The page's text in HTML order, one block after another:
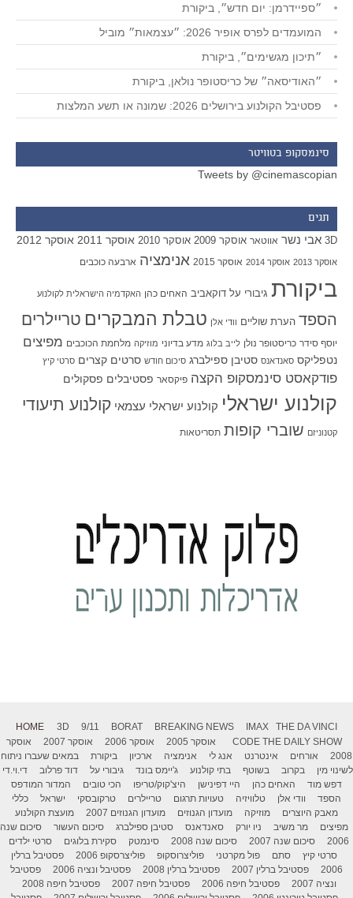
״ספיידרמן: יום חדש״, ביקורת
המועמדים לפרס אופיר 2026: ״עצמאות״ מוביל
״תיכון מגשימים״, ביקורת
״האודיסאה״ של כריסטופר נולאן, ביקורת
פסטיבל הקולנוע בירושלים 2026: שמונה או תשע המלצות
סינמסקופ בטוויטר
Tweets by @cinemascopian
תגים
3D אבי נשר אווטאר אוסקר 2009 אוסקר 2010 אוסקר 2011 אוסקר 2012
אוסקר 2013 אוסקר 2014 אוסקר 2015 אנימציה ארבעה כוכבים
ביקורת גיבורי על דוקאביב האחים כהן האקדמיה הישראלית לקולנוע
הספד הערת שוליים וודי אלן טבלת המבקרים טריילרים
יוסף סידר כריסטופר נולן לייב בלוג מדע בדיוני מוזיקה מלחמת הכוכבים מפיצים
נטפליקס סאנדאנס סטיבן ספילברג סיכום חודש סרטים קצרים סרטי קיץ
פודקאסט סינמסקופ הקצה פיקסאר פסטיבלים פסקולים
קולנוע ישראלי קולנוע ישראלי עצמאי קולנוע תיעודי
קטנוניזם שוברי קופות תסריטאות
HOME 3D 9/11 BORAT BREAKING NEWS IMAX
THE DA VINCI
CODE THE DAILY SHOW אוסקר 2005 אוסקר 2006 אוסקר 2007
אוסקר
2008
אורחים אינטרנט אנג לי אנימציה ארכיון ביקורת
במאים שעברו ניתוח
לשינוי מין
בקרוב בשוטף בתי קולנוע ג'יימס בונד גיבורי על דוד פרלוב
די.וי.די
דפש מוד
האחים כהן היי דפינישן היצ'קוק/טריפו הכי טובים
המדור המודפס
הספד
וודי אלן טלוויזיה טעויות תרגום טריילרים טרקובסקי ישראל
כללי
מאבק היוצרים
מוזיקה מועדון הגנוזים מועדון הגנוזים 2007
מועצת הקולנוע
מפיצים
מר משיב ניו יורק סאנדאנס סטיבן ספילברג סיכום העשור
סיכום שנה
2006
סיכום שנה 2007 סיכום שנה 2008 סינמטק סקירת בלוגים
סרטי ילדים
סרטי קיץ
סתם פול מקרטני פוליצרוסקופ פוליצרסקופ 2006
פסטיבל ברלין
2006
פסטיבל ברלין 2007 פסטיבל ברלין 2008 פסטיבל ונציה 2006
פסטיבל
ונציה 2007
פסטיבל חיפה 2006 פסטיבל חיפה 2007
פסטיבל חיפה 2008